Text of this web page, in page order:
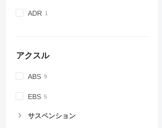
ADR
アクスル
ABS
EBS
サスペンション